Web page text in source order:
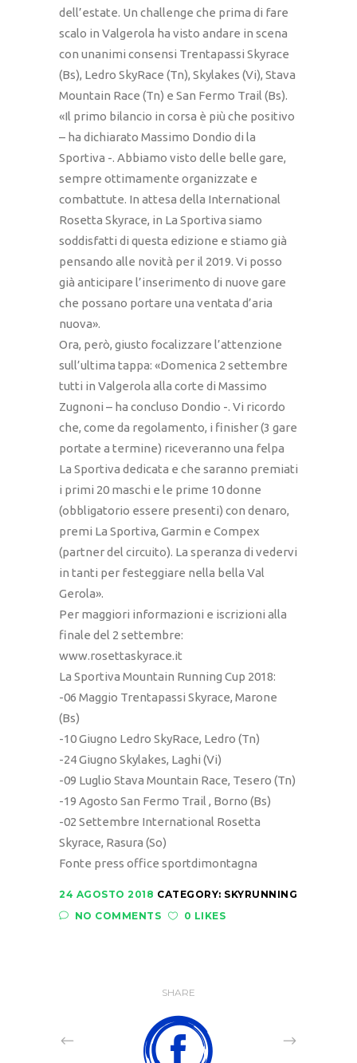
dell’estate. Un challenge che prima di fare
scalo in Valgerola ha visto andare in scena
con unanimi consensi Trentapassi Skyrace
(Bs), Ledro SkyRace (Tn), Skylakes (Vi), Stava
Mountain Race (Tn) e San Fermo Trail (Bs).
«Il primo bilancio in corsa è più che positivo
– ha dichiarato Massimo Dondio di la
Sportiva -. Abbiamo visto delle belle gare,
sempre ottimamente organizzate e
combattute. In attesa della International
Rosetta Skyrace, in La Sportiva siamo
soddisfatti di questa edizione e stiamo già
pensando alle novità per il 2019. Vi posso
già anticipare l’inserimento di nuove gare
che possano portare una ventata d’aria
nuova».
Ora, però, giusto focalizzare l’attenzione
sull’ultima tappa: «Domenica 2 settembre
tutti in Valgerola alla corte di Massimo
Zugnoni – ha concluso Dondio -. Vi ricordo
che, come da regolamento, i finisher (3 gare
portate a termine) riceveranno una felpa
La Sportiva dedicata e che saranno premiati
i primi 20 maschi e le prime 10 donne
(obbligatorio essere presenti) con denaro,
premi La Sportiva, Garmin e Compex
(partner del circuito). La speranza di vedervi
in tanti per festeggiare nella bella Val
Gerola».
Per maggiori informazioni e iscrizioni alla
finale del 2 settembre:
www.rosettaskyrace.it
La Sportiva Mountain Running Cup 2018:
-06 Maggio Trentapassi Skyrace, Marone
(Bs)
-10 Giugno Ledro SkyRace, Ledro (Tn)
-24 Giugno Skylakes, Laghi (Vi)
-09 Luglio Stava Mountain Race, Tesero (Tn)
-19 Agosto San Fermo Trail , Borno (Bs)
-02 Settembre International Rosetta
Skyrace, Rasura (So)
Fonte press office sportdimontagna
24 AGOSTO 2018 CATEGORY: SKYRUNNING
NO COMMENTS
0 LIKES
SHARE